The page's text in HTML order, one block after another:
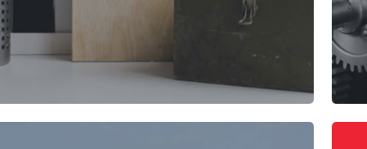
Création de site e-commerce pour la société
RénoStick qui commercialise du carrelage
autocollant recouvert d'une couche de résine de